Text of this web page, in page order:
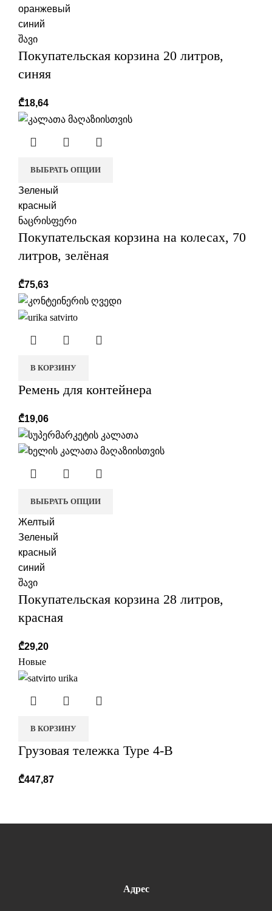
оранжевый
синий
შავი
Покупательская корзина 20 литров,
синяя
₾18,64
ВЫБРАТЬ ОПЦИИ
Зеленый
красный
ნაცრისფერი
Покупательская корзина на колесах, 70
литров, зелёная
₾75,63
В КОРЗИНУ
Ремень для контейнера
₾19,06
ВЫБРАТЬ ОПЦИИ
Желтый
Зеленый
красный
синий
შავი
Покупательская корзина 28 литров,
красная
₾29,20
Новые
В КОРЗИНУ
Грузовая тележка Type 4-B
₾447,87
Адрес